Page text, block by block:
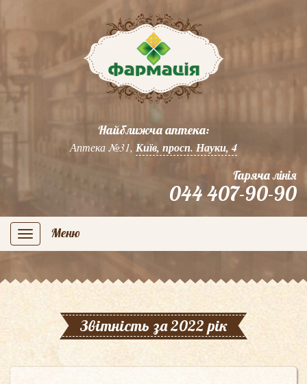
Найближча аптека:
Аптека №31, Київ, просп. Науки, 4
Гаряча лінія
044 407-90-90
navigation
Меню
Звітність за 2022 рік